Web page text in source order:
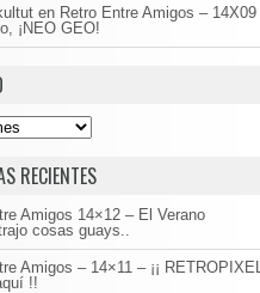
en Retro Entre Amigos – 14X09
¡NEO GEO!
RECIENTES
Amigos 14×12 – El Verano
cosas guays..
Amigos – 14×11 – ¡¡ RETROPIXEL
!!